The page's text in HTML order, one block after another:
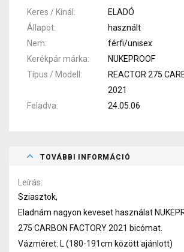
Keres / Kínál
ELADÓ
Állapot
használt
Nem
férfi/unisex
Kerékpár márka
NUKEPROOF
Típus / Modell
REACTOR 275
2021
Feladva
24.05.06
TOVÁBBI INFORMÁCIÓ
Leírás
Sziasztok,
Eladnám nagyon keveset használat
275 CARBON FACTORY 2021 bicómat.
Vázméret: L (180-191cm között ajánlott)